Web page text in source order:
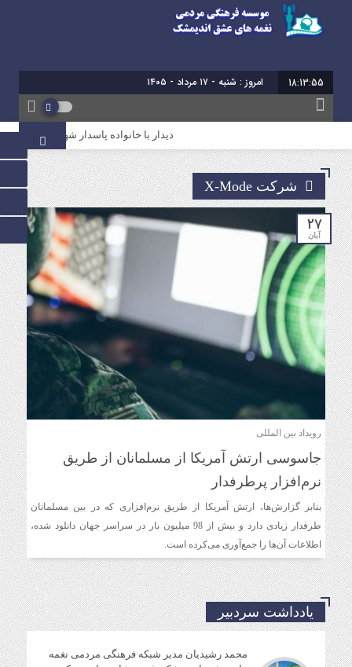
18:13:55 امروز : شنبه - ۱۷ مرداد - ۱۴۰۵
دیدار با خانواده پاسدار شهید سروش
شرکت X-Mode
۲۷
آبان
رویداد بین المللی
جاسوسی ارتش آمریکا از مسلمانان از طریق
نرم‌افزار پرطرفدار
بنابر گزارش‌ها، ارتش آمریکا از طریق نرم‌افزاری که در بین مسلمانان
طرفدار زیادی دارد و بیش از 98 میلیون بار در سراسر جهان دانلود شده،
اطلاعات آن‌ها را جمع‌آوری می‌کرده است.
یادداشت سردبیر
محمد رشیدیان مدیر شبکه فرهنگی مردمی نغمه